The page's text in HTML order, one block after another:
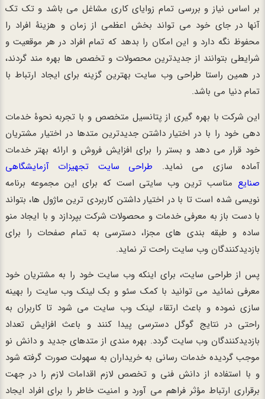
بر اساس نیاز و بررسی تمام زوایای کاری مشاغل می باشد و تک تک
آنها در جای خود می تواند بخش اعظمی از زمان و هزینۀ افراد را
محفوظ نگه دارد و این امکان را بدهد که تمام افراد در هر موقعیت و
شرایطی بتوانند از جدیدترین محصولات و تخصص ها بهره مند گردند،
در همین راستا طراحی وب سایت بهترین گزینه برای ایجاد ارتباط با
تمام دنیا می باشد.
این شرکت با بهره گیری از پتانسیل متخصص و با تجربه نحوۀ خدمات
دهی خود را با در اختیار داشتن جدیدترین متدها در اختیار مشتریان
خود قرار می دهد و بستر را برای افزایش فروش و ارائه بهتر خدمات
آماده سازی می نماید. طراحی سایت تجهیزات آزمایشگاهی
صنایعمناسب ترین وب سایتی است که برای این مجموعه برنامه
نویسی شده است تا با در اختیار داشتن کاربردی ترین ماژول ها، بتواند
با دست باز به معرفی خدمات و محصولات شرکت بپردازد و با ایجاد منو
ساده و طبقه بندی های مجزا، دسترسی به تمام صفحات را برای
بازدیدکنندگان وب سایت راحت تر نماید.
پس از طراحی سایت، برای اینکه وب سایت خود را به مشتریان خود
معرفی نمائید می توانید با کمک سئو و بک لینک وب سایت را بهینه
سازی نموده و باعث ارتقاء لینک وب سایت می شود تا کاربران به
راحتی در نتایج گوگل دسترسی پیدا کنند و باعث افزایش تعداد
بازدیدکنندگان وب سایت گردد. بهره مندی از متدهای جدید و دانش نو
موجب گردیده خدمات رسانی به خریداران به سهولت صورت گرفته شود
و با استفاده از دانش فنی و تخصص لازم اقدامات لازم را در جهت
برقراری ارتباط مؤثر فراهم می آورد و امنیت خاطر را برای افراد ایجاد